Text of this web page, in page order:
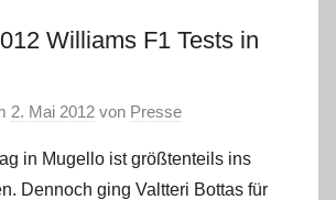
Williams F1 Tests in
2. Mai 2012 von Presse
in Mugello ist größtenteils ins
Dennoch ging Valtteri Bottas für